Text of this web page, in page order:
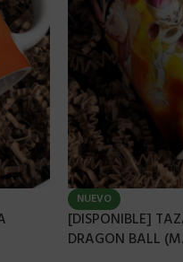
NUEVO
[DISPONIBLE]
DRAGON BALL